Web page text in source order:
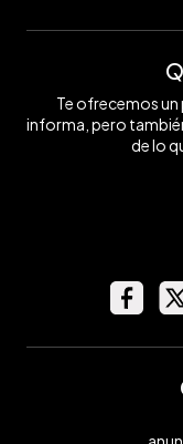
Te ofrecemos
informa, pero
de lo